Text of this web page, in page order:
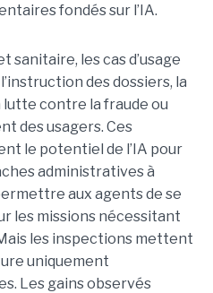
fondés sur l’IA.
sanitaire, les cas d’usage
des dossiers, la
contre la fraude ou
des usagers. Ces
le potentiel de l’IA pour
administratives à
aux agents de se
les missions nécessitant
les inspections mettent
uniquement
Les gains observés